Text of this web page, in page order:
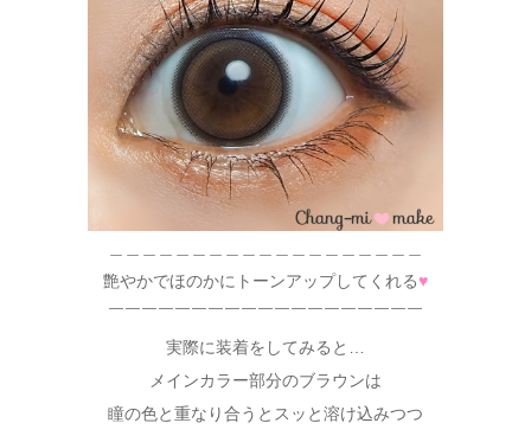
艶やかでほのかにトーンアップしてくれる♥
￣￣￣￣￣￣￣￣￣￣￣￣￣￣￣￣￣￣￣
実際に装着をしてみると…
メインカラー部分のブラウンは
瞳の色と重なり合うとスッと溶け込みつつ